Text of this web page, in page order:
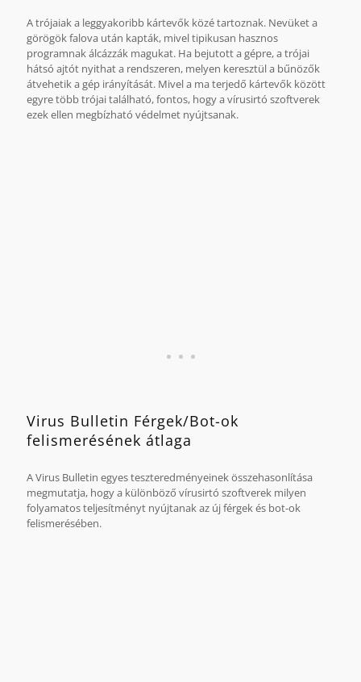
A trójaiak a leggyakoribb kártevők közé tartoznak. Nevüket a
görögök falova után kapták, mivel tipikusan hasznos
programnak álcázzák magukat. Ha bejutott a gépre, a trójai
hátsó ajtót nyithat a rendszeren, melyen keresztül a bűnözők
átvehetik a gép irányítását. Mivel a ma terjedő kártevők között
egyre több trójai található, fontos, hogy a vírusirtó szoftverek
ezek ellen megbízható védelmet nyújtsanak.
Virus Bulletin Férgek/Bot-ok
felismerésének átlaga
A Virus Bulletin egyes teszteredményeinek összehasonlítása
megmutatja, hogy a különböző vírusirtó szoftverek milyen
folyamatos teljesítményt nyújtanak az új férgek és bot-ok
felismerésében.